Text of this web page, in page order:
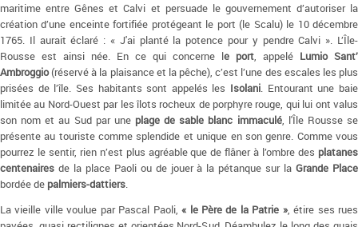
maritime entre Gênes et Calvi et persuade le gouvernement d’autoriser la
création d’une enceinte fortifiée protégeant le port (le Scalu) le 10 décembre
1765. Il aurait éclaré : « J'ai planté la potence pour y pendre Calvi ». L’Île-
Rousse est ainsi née. En ce qui concerne le port, appelé Lumio Sant’
Ambroggio(réservé à la plaisance et la pêche), c’est l’une des escales les plus
prisées de l’île. Ses habitants sont appelés les Isolani. Entourant une baie
limitée au Nord-Ouest par les îlots rocheux de porphyre rouge, qui lui ont valus
son nom et au Sud par une plage de sable blanc immaculé, l'Île Rousse se
présente au touriste comme splendide et unique en son genre. Comme vous
pourrez le sentir, rien n’est plus agréable que de flâner à l’ombre des platanes
centenaires de la place Paoli ou de jouer à la pétanque sur laGrande Place
bordée de palmiers-dattiers.
La vieille ville voulue par Pascal Paoli,« le Père de la Patrie », étire ses rues